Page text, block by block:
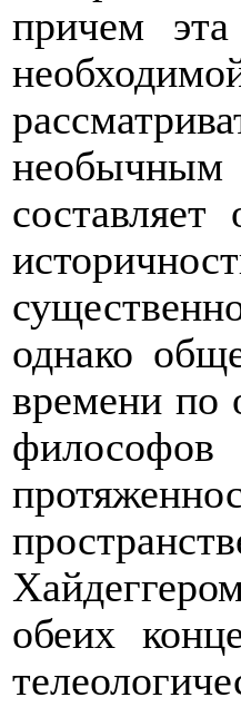
причем
однако
времени по
обеих